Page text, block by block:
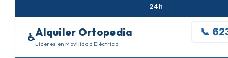
24h
♿Alquiler Ortopedia
Líderes en Movilidad Eléctrica
📞